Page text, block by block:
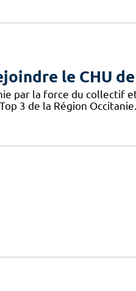
le CHU
par la force du collectif
3 de la Région